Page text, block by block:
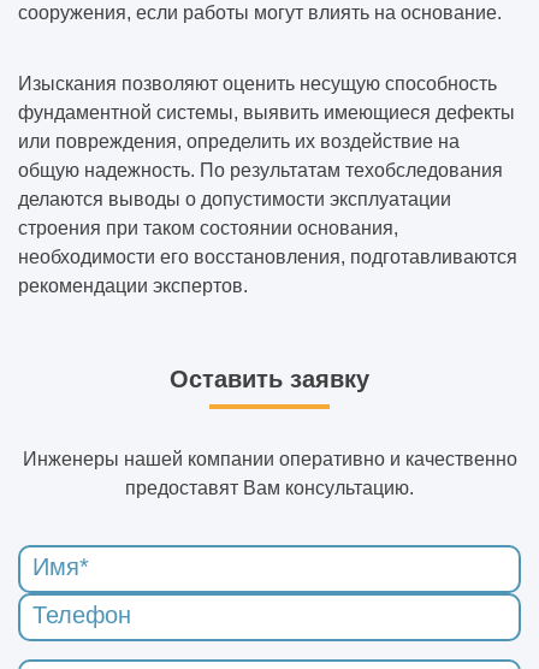
сооружения, если работы могут влиять на основание.
Изыскания позволяют оценить несущую способность
фундаментной системы, выявить имеющиеся дефекты
или повреждения, определить их воздействие на
общую надежность. По результатам техобследования
делаются выводы о допустимости эксплуатации
строения при таком состоянии основания,
необходимости его восстановления, подготавливаются
рекомендации экспертов.
Оставить заявку
Инженеры нашей компании оперативно и качественно
предоставят Вам консультацию.